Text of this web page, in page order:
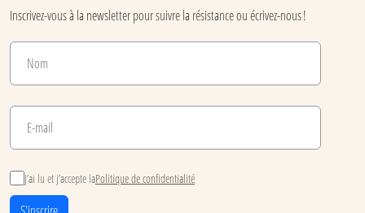
Inscrivez-vous à la newsletter pour suivre la résistance ou écrivez-nous !
J’ai lu et j’accepte laPolitique de confidentialité